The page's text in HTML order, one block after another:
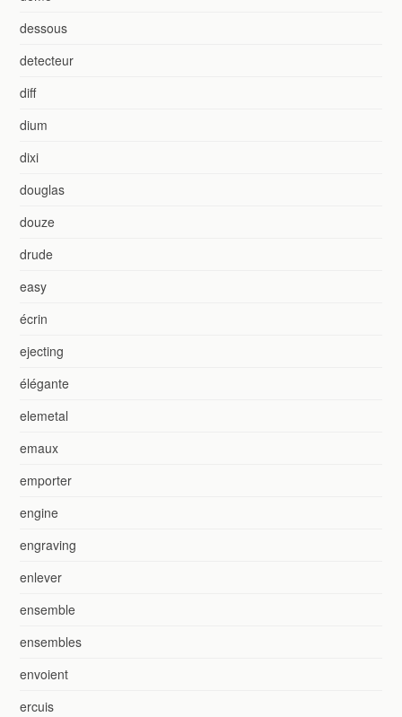
dessous
detecteur
diff
dium
dixi
douglas
douze
drude
easy
écrin
ejecting
élégante
elemetal
emaux
emporter
engine
engraving
enlever
ensemble
ensembles
envoient
ercuis